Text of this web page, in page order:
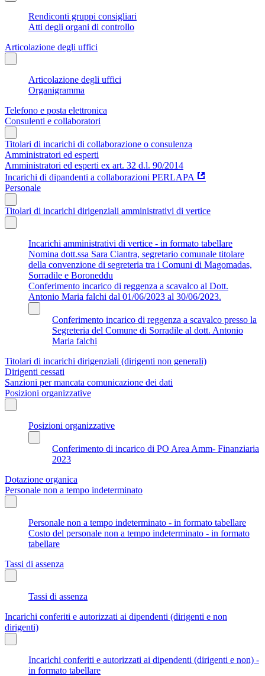
Rendiconti gruppi consigliari
Atti degli organi di controllo
Articolazione degli uffici
Articolazione degli uffici
Organigramma
Telefono e posta elettronica
Consulenti e collaboratori
Titolari di incarichi di collaborazione o consulenza
Amministratori ed esperti
Amministratori ed esperti ex art. 32 d.l. 90/2014
Incarichi di dipandenti a collaborazioni PERLAPA
Personale
Titolari di incarichi dirigenziali amministrativi di vertice
Incarichi amministrativi di vertice - in formato tabellare
Nomina dott.ssa Sara Ciantra, segretario comunale titolare
della convenzione di segreteria tra i Comuni di Magomadas,
Sorradile e Boroneddu
Conferimento incarico di reggenza a scavalco al Dott.
Antonio Maria falchi dal 01/06/2023 al 30/06/2023.
Conferimento incarico di reggenza a scavalco presso la
Segreteria del Comune di Sorradile al dott. Antonio
Maria falchi
Titolari di incarichi dirigenziali (dirigenti non generali)
Dirigenti cessati
Sanzioni per mancata comunicazione dei dati
Posizioni organizzative
Posizioni organizzative
Conferimento di incarico di PO Area Amm- Finanziaria
2023
Dotazione organica
Personale non a tempo indeterminato
Personale non a tempo indeterminato - in formato tabellare
Costo del personale non a tempo indeterminato - in formato
tabellare
Tassi di assenza
Tassi di assenza
Incarichi conferiti e autorizzati ai dipendenti (dirigenti e non
dirigenti)
Incarichi conferiti e autorizzati ai dipendenti (dirigenti e non) -
in formato tabellare